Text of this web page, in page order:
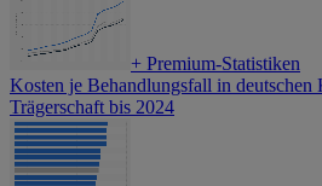
+ Premium-Statistiken
Kosten je Behandlungsfall in deutschen
Trägerschaft bis 2024